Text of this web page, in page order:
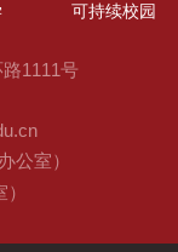
1111号
公室）
可持续校园